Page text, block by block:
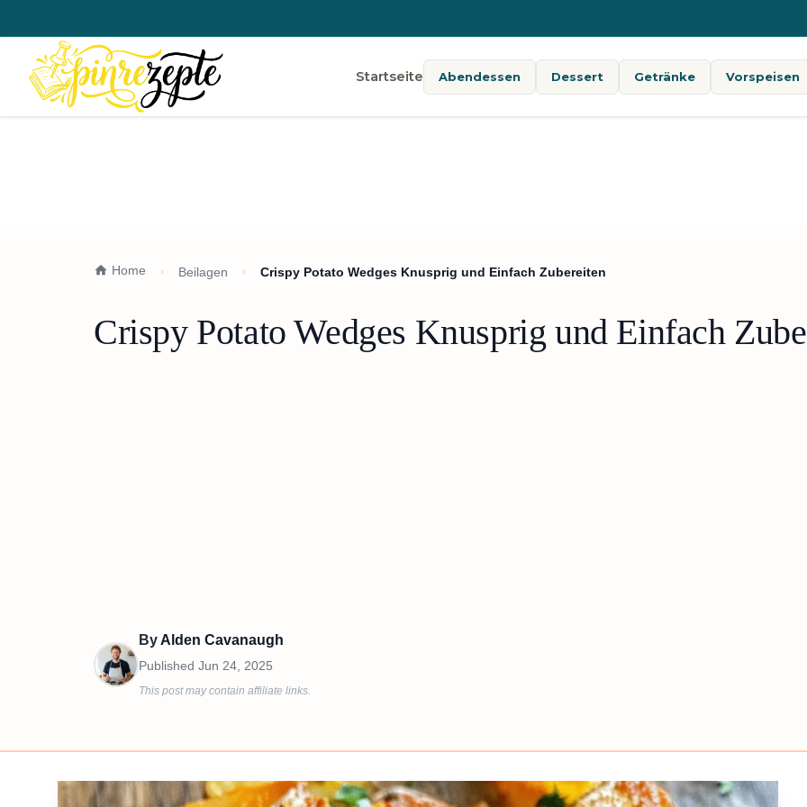
Startseite Abendessen Dessert Getränke Vorspeisen
Home Beilagen Crispy Potato Wedges Knusprig und Einfach Zubereiten
Crispy Potato Wedges Knusprig und Einfach
ByAlden Cavanaugh
Published Jun 24, 2025
This post may contain affiliate links.